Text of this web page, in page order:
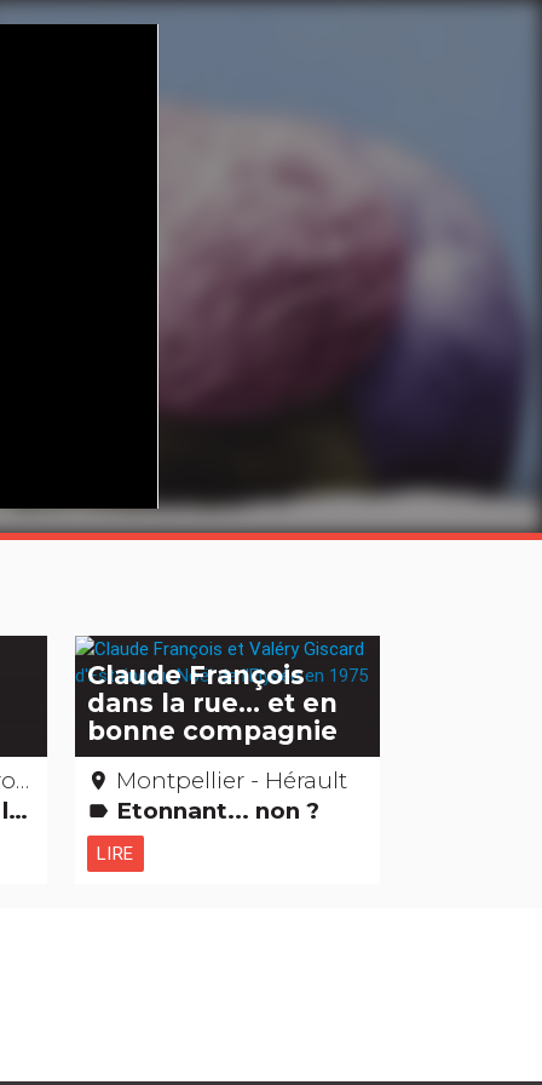
Claude François
dans la rue… et en
bonne compagnie
place Montpellier - Hérault
label Etonnant... non ?
LIRE